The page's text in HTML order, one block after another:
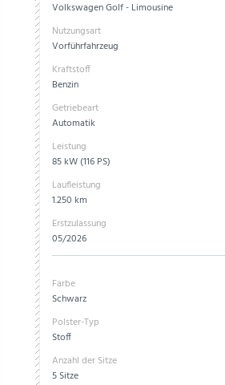
Volkswagen Golf - Limousine
Nutzungsart
Vorführfahrzeug
Kraftstoff
Benzin
Getriebeart
Automatik
Leistung
85 kW (116 PS)
Laufleistung
1.250 km
Erstzulassung
05/2026
Farbe
Schwarz
Polster-Typ
Stoff
Anzahl der Sitze
5 Sitze